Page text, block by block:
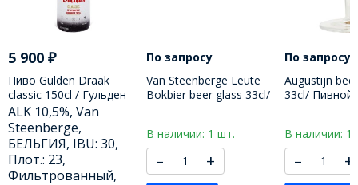
5 900 ₽
Пиво Gulden Draak
classic 150cl / Гульден
драак классический
1500 МЛ
ALK 10,5%, Van
Steenberge,
БЕЛЬГИЯ, IBU: 30,
Плот.: 23,
Фильтрованный,
По запросу
Van Steenberge Leute
Bokbier beer glass 33cl/
Бокбир 330 МЛ
В наличии: 1 шт.
– +
По запросу
Augustijn
33cl/ Пивной
В наличии: 1
– +